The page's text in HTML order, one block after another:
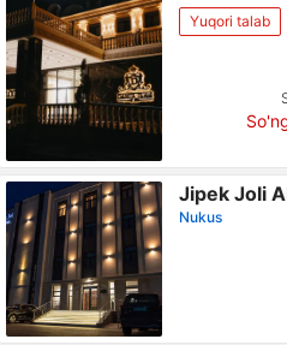
Yuqori talab
Jipek Joli
Nukus